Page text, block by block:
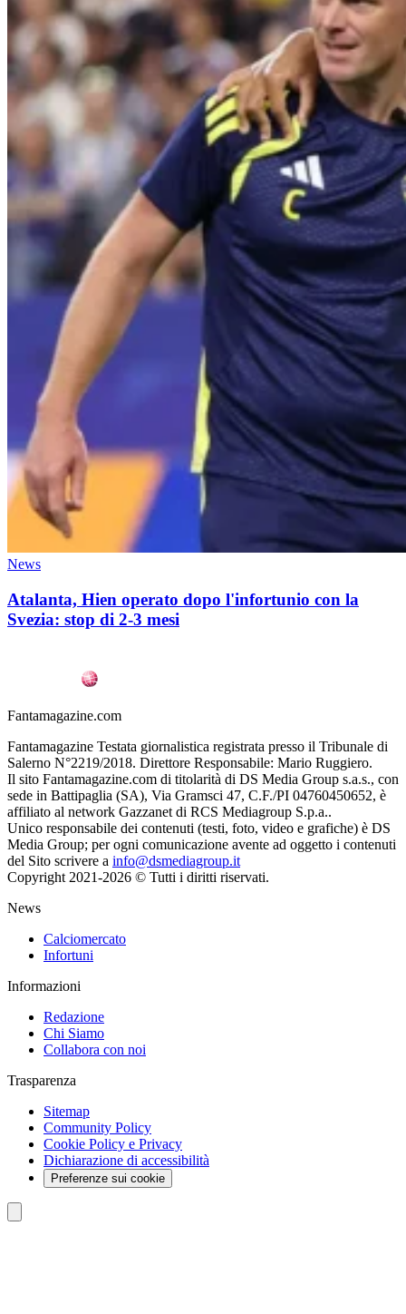
News
Atalanta, Hien operato dopo l'infortunio con la
Svezia: stop di 2-3 mesi
Fantamagazine.com
Fantamagazine Testata giornalistica registrata presso il Tribunale di
Salerno N°2219/2018. Direttore Responsabile: Mario Ruggiero.
Il sito Fantamagazine.com di titolarità di DS Media Group s.a.s., con
sede in Battipaglia (SA), Via Gramsci 47, C.F./PI 04760450652, è
affiliato al network Gazzanet di RCS Mediagroup S.p.a..
Unico responsabile dei contenuti (testi, foto, video e grafiche) è DS
Media Group; per ogni comunicazione avente ad oggetto i contenuti
del Sito scrivere a info@dsmediagroup.it
Copyright 2021-2026 © Tutti i diritti riservati.
News
Calciomercato
Infortuni
Informazioni
Redazione
Chi Siamo
Collabora con noi
Trasparenza
Sitemap
Community Policy
Cookie Policy e Privacy
Dichiarazione di accessibilità
Preferenze sui cookie